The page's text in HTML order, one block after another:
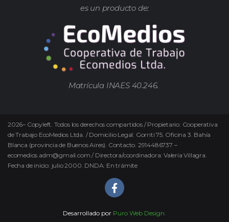
es un producto de:
Matrícula INAES 40.246.
2026– Copyleft. Todos los derechos compartidos / Propietario: Cooperativa
de Trabajo EcoMedios Ltda. / Domicilio Legal: Gorriti 75. Oficina 3. Bahía
Blanca (provincia de Buenos Aires). Contacto. 2914486737 –
ecomedios.adm@gmail.com / Directora/coordinadora: Valeria Villagra.
Fecha de inicio: julio 2000. DNDA: En trámite
Desarrollado por Puro Web Design.